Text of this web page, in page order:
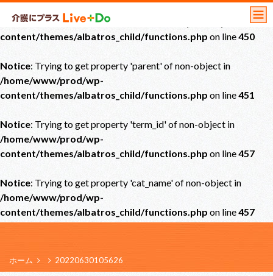
Notice: Undefined offset: 0 in
content/themes/albatros_child/functions.php on line450
Notice: Trying to get property 'parent' of non-object in
/home/www/prod/wp-
content/themes/albatros_child/functions.php on line451
Notice: Trying to get property 'term_id' of non-object in
/home/www/prod/wp-
content/themes/albatros_child/functions.php on line457
Notice: Trying to get property 'cat_name' of non-object in
/home/www/prod/wp-
content/themes/albatros_child/functions.php on line457
ホーム 20220630105626